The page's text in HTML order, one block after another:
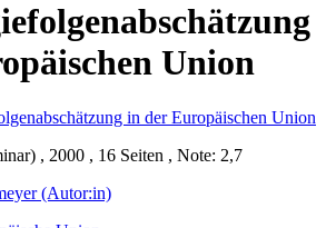
Union
, 2000 , 16 Seiten , Note: 2,7
(Autor:in)